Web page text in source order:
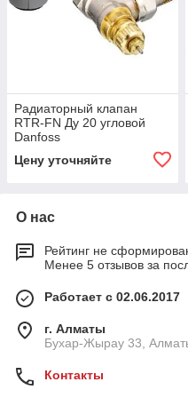
Радиаторный клапан
RTR-FN Ду 20 угловой
Danfoss
Цену уточняйте
О нас
Рейтинг не
Менее 5 отзывов за
Работает с 02.06.2017
г. Алматы
Бухар-Жырау 33,
Контакты